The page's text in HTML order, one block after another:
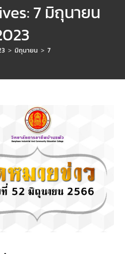
7 มิถุนายน
> มิถุนายน > 7